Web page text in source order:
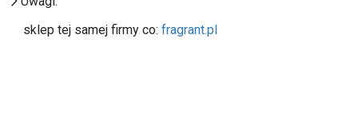
sklep tej samej firmy co: fragrant.pl